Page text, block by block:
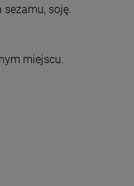
sezamu, soję.
miejscu.